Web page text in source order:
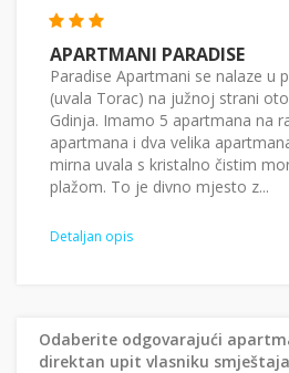
APARTMANI PARADISE
Paradise Apartmani se nalaze u
(uvala Torac) na južnoj strani
Gdinja. Imamo 5 apartmana na
apartmana i dva velika
mirna uvala s kristalno čistim
plažom. To je divno mjesto z...
Detaljan opis
Odaberite odgovarajući
direktan upit vlasniku